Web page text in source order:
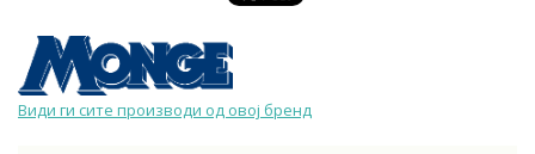
Види ги сите производи од овој бренд